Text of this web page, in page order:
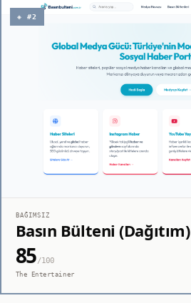
◈ #2
BAĞIMSIZ
Basın Bülteni (Dağıtım)
85/100
The Entertainer